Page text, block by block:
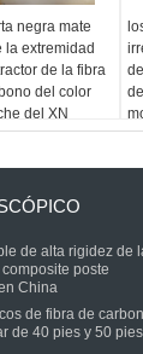
negra mate
la extremidad
de la fibra
del color
del XN
de la pulgada
de alta rigidez de
poste
China
de fibra de
de 40 pies y 50 pies